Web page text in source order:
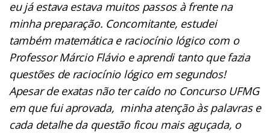
eu já estava estava muitos passos à frente na
minha preparação. Concomitante, estudei
também matemática e raciocínio lógico com o
Professor Márcio Flávio e aprendi tanto que fazia
questões de raciocínio lógico em segundos!
Apesar de exatas não ter caído no Concurso UFMG
em que fui aprovada, minha atenção às palavras e
cada detalhe da questão ficou mais aguçada, o